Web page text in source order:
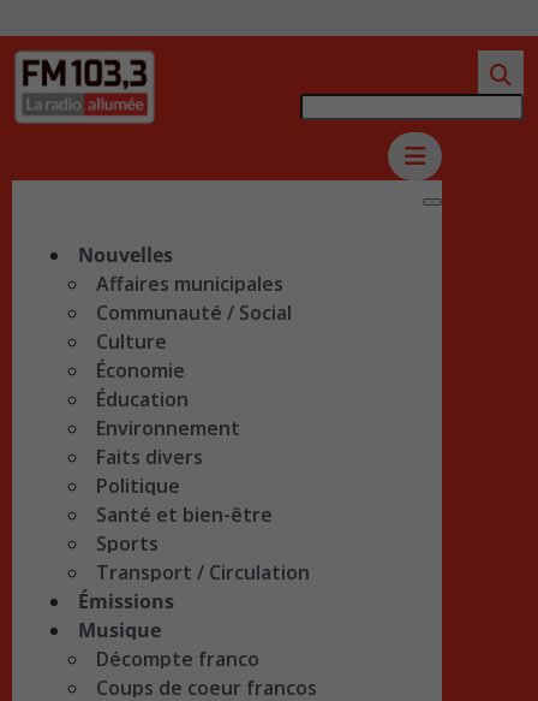
Nouvelles
Affaires municipales
Communauté / Social
Culture
Économie
Éducation
Environnement
Faits divers
Politique
Santé et bien-être
Sports
Transport / Circulation
Émissions
Musique
Décompte franco
Coups de coeur francos